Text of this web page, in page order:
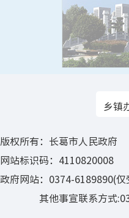
乡镇
版权所有：长葛市人民政府
网站标识码：4110820008
政府网站：0374-6189890(
其他事宣联系方式